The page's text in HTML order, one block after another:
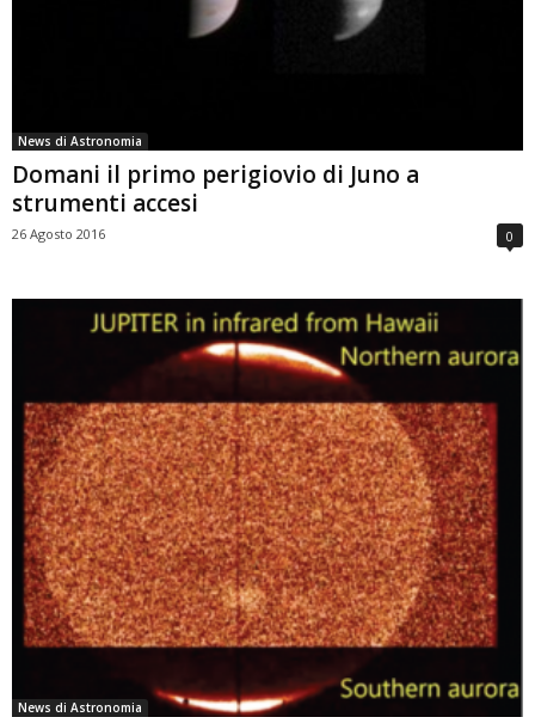
News di Astronomia
Domani il primo perigiovio di Juno a
strumenti accesi
26 Agosto 2016 0
News di Astronomia